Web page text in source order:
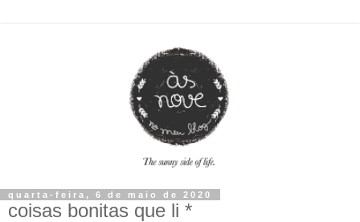
quarta-feira, 6 de maio de 2020
coisas bonitas que li *